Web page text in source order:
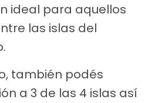
ideal para aquellos
las islas del
también podés
a 3 de las 4 islas así